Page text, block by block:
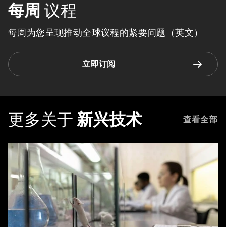
每周 议程
每周为您呈现推动全球议程的紧要问题（英文）
立即订阅
更多关于 新兴技术 查看全部